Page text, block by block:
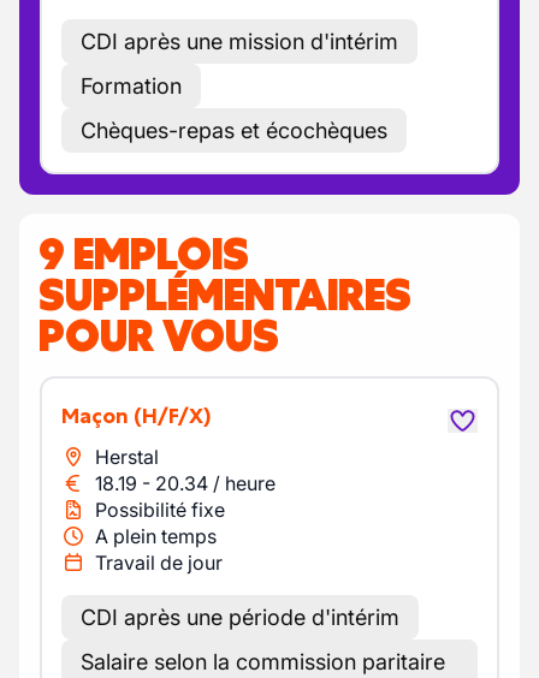
CDI après une mission d'intérim
Formation
Chèques-repas et écochèques
9 EMPLOIS
SUPPLÉMENTAIRES
POUR VOUS
Maçon (H/F/X)
Herstal
18.19 - 20.34 / heure
Possibilité fixe
A plein temps
Travail de jour
CDI après une période d'intérim
Salaire selon la commission paritaire